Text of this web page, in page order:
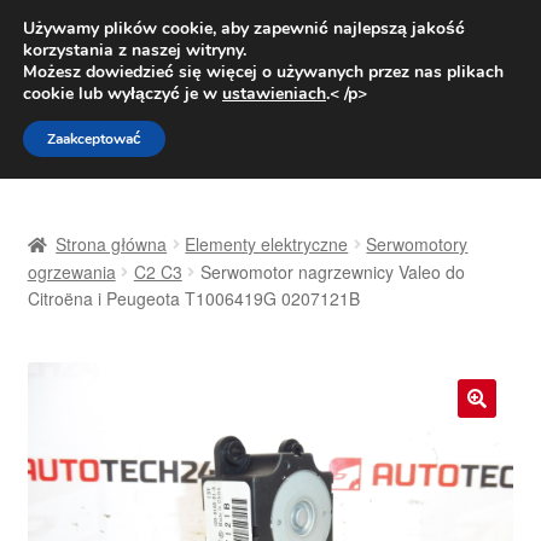
DOSTAWA od 31 zł
Pn.-pt. 9:00-16:00800 003 167
Przejdź
do
nawigacji
Przejdź
do
treści
Dostawa
Moje konto
O nas
Strona główna Elementy elektryczne
Serwomotory
ogrzewania
C2 C3
Serwomotor nagrzewnicy Valeo do
Citroëna i Peugeota T1006419G 0207121B
Używamy plików cookie, aby zapewnić najlepszą jakość
korzystania z naszej witryny.
Możesz dowiedzieć się więcej o używanych przez nas plikach
cookie lub wyłączyć je w ustawieniach.< /p>
Zaakceptować